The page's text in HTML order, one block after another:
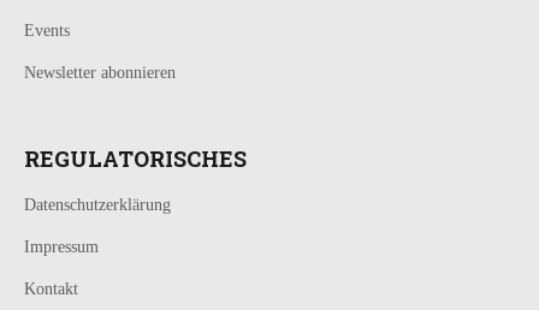
Events
Newsletter abonnieren
REGULATORISCHES
Datenschutzerklärung
Impressum
Kontakt